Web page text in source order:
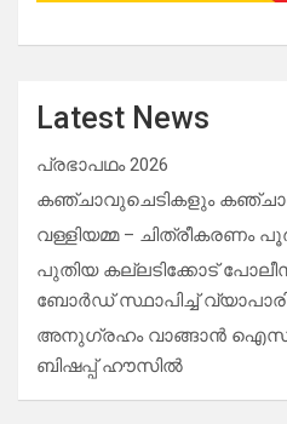
Latest News
പ്രഭാപഥം 2026
കഞ്ചാവുചെടികളും
വള്ളിയമ്മ – ചിത്രീകരണം
പുതിയ കല്ലടിക്കോട്
ബോർഡ് സ്ഥാപിച്ച്
അനുഗ്രഹം വാങ്ങാൻ ഐസക്
ബിഷപ്പ് ഹൗസില്‍